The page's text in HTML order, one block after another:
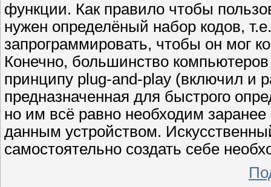
функции. Как правило чтобы
нужен определёный набор кодов,
запрограммировать, чтобы он мог
Конечно, большинство
принципу plug-and-play (включил и
предназначенная для быстрого
но им всё равно необходим
данным устройством.
самостоятельно создать себе